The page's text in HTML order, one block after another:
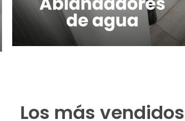
Los más vendidos